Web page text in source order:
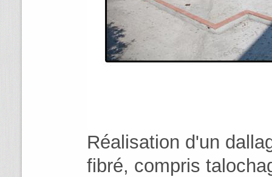
Réalisation d'un
fibré, compris